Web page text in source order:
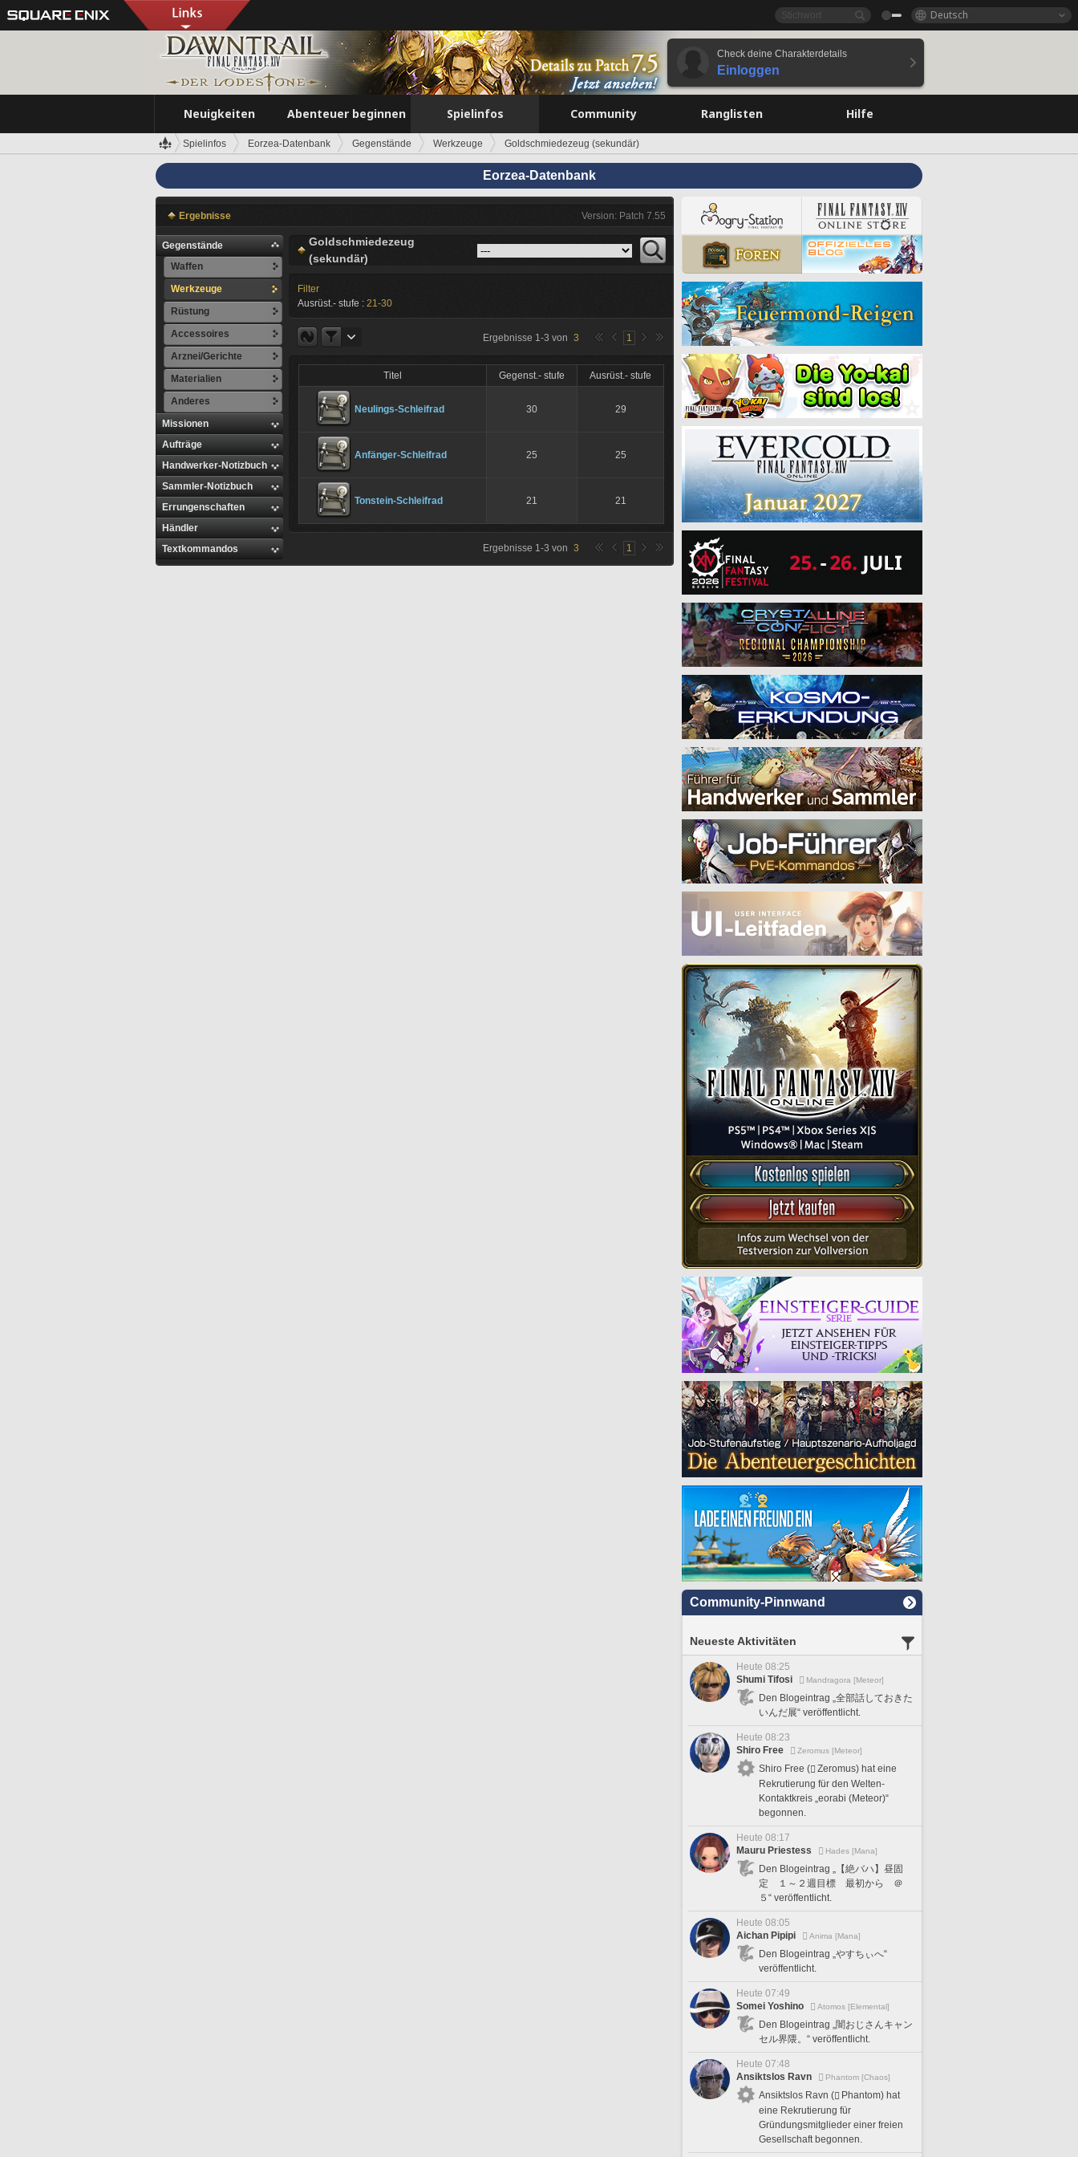
Deutsch
Check deine Charakterdetails
Einloggen
Neuigkeiten Abenteuer beginnen Spielinfos Community Ranglisten Hilfe
Spielinfos Eorzea-Datenbank Gegenstände Werkzeuge Goldschmiedezeug (sekundär)
Eorzea-Datenbank
Ergebnisse Version: Patch 7.55
Gegenstände
Waffen
Werkzeuge
Rüstung
Accessoires
Arznei/Gerichte
Materialien
Anderes
Missionen
Aufträge
Handwerker-Notizbuch
Sammler-Notizbuch
Errungenschaften
Händler
Textkommandos
Goldschmiedezeug
(sekundär)
Filter
Ausrüst.- stufe : 21-30
Ergebnisse 1-3 von 3 1
Titel Gegenst.- stufe Ausrüst.- stufe
Neulings-Schleifrad 30 29
Anfänger-Schleifrad 25 25
Tonstein-Schleifrad 21 21
Ergebnisse 1-3 von 3 1
Community-Pinnwand
Neueste Aktivitäten
Heute 08:25
Shumi Tifosi
Mandragora [Meteor]
Den Blogeintrag „全部話しておきた
いんだ展“ veröffentlicht.
Heute 08:23
Shiro Free
Zeromus [Meteor]
Shiro Free (
Zeromus) hat eine
Rekrutierung für den Welten-
Kontaktkreis „eorabi (Meteor)“
begonnen.
Heute 08:17
Mauru Priestess
Hades [Mana]
Den Blogeintrag „【絶バハ】昼固
定 １～２週目標 最初から ＠
５“ veröffentlicht.
Heute 08:05
Aichan Pipipi
Anima [Mana]
Den Blogeintrag „やすちぃへ“
veröffentlicht.
Heute 07:49
Somei Yoshino
Atomos [Elemental]
Den Blogeintrag „闇おじさんキャン
セル界隈。“ veröffentlicht.
Heute 07:48
Ansiktslos Ravn
Phantom [Chaos]
Ansiktslos Ravn (
Phantom) hat
eine Rekrutierung für
Gründungsmitglieder einer freien
Gesellschaft begonnen.